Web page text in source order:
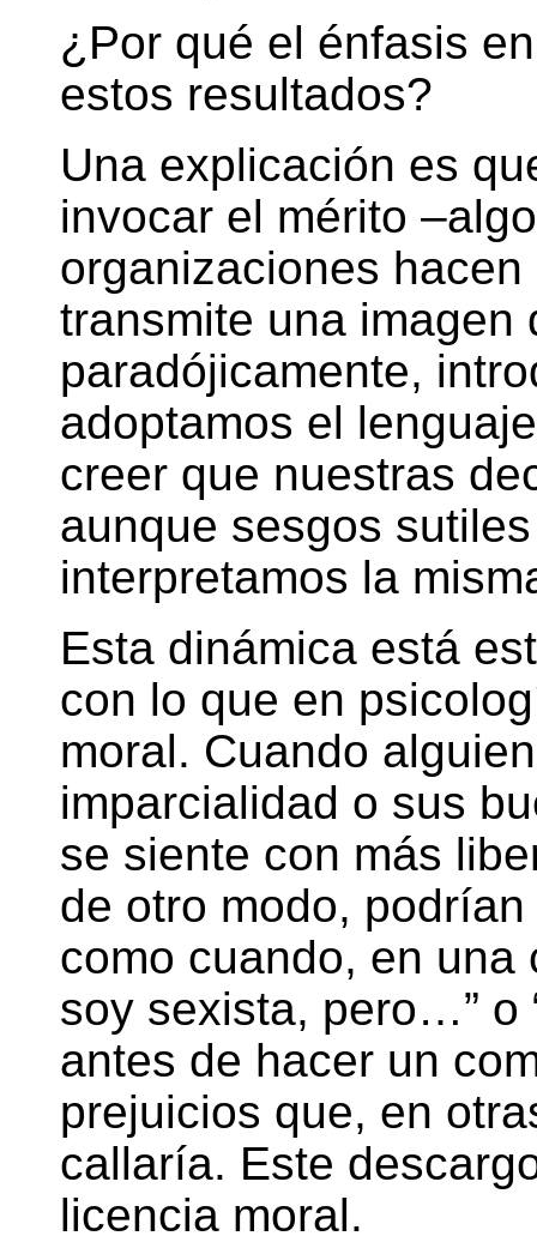
¿Por qué el énfasis
estos resultados?
Una explicación es
invocar el mérito
organizaciones
transmite una imagen
paradójicamente,
adoptamos el
creer que nuestras
aunque sesgos
interpretamos la
Esta dinámica está
con lo que en
moral. Cuando
imparcialidad o sus
se siente con más
de otro modo,
como cuando, en una
soy sexista, pero…” o
antes de hacer un
prejuicios que, en
callaría. Este
licencia moral.